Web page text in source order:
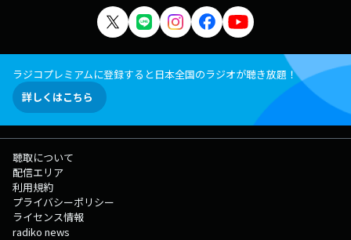
ラジコプレミアムに登録すると日本全国のラジオが聴き放題！
詳しくはこちら
聴取について
配信エリア
利用規約
プライバシーポリシー
ライセンス情報
radiko news